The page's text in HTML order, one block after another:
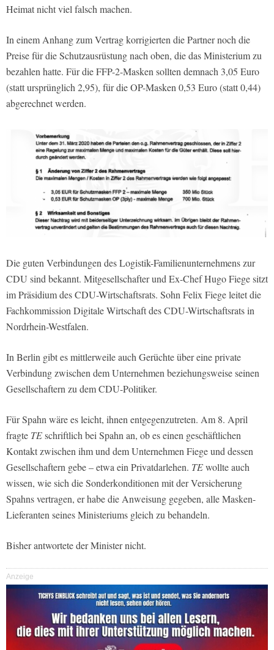
Heimat nicht viel falsch machen.
In einem Anhang zum Vertrag korrigierten die Partner noch die
Preise für die Schutzausrüstung nach oben, die das Ministerium zu
bezahlen hatte. Für die FFP-2-Masken sollten demnach 3,05 Euro
(statt ursprünglich 2,95), für die OP-Masken 0,53 Euro (statt 0,44)
abgerechnet werden.
Die guten Verbindungen des Logistik-Familienunternehmens zur
CDU sind bekannt. Mitgesellschafter und Ex-Chef Hugo Fiege sitzt
im Präsidium des CDU-Wirtschaftsrats. Sohn Felix Fiege leitet die
Fachkommission Digitale Wirtschaft des CDU-Wirtschaftsrats in
Nordrhein-Westfalen.
In Berlin gibt es mittlerweile auch Gerüchte über eine private
Verbindung zwischen dem Unternehmen beziehungsweise seinen
Gesellschaftern zu dem CDU-Politiker.
Für Spahn wäre es leicht, ihnen entgegenzutreten. Am 8. April
fragte TEschriftlich bei Spahn an, ob es einen geschäftlichen
Kontakt zwischen ihm und dem Unternehmen Fiege und dessen
Gesellschaftern gebe – etwa ein Privatdarlehen. TEwollte auch
wissen, wie sich die Sonderkonditionen mit der Versicherung
Spahns vertragen, er habe die Anweisung gegeben, alle Masken-
Lieferanten seines Ministeriums gleich zu behandeln.
Bisher antwortete der Minister nicht.
Anzeige